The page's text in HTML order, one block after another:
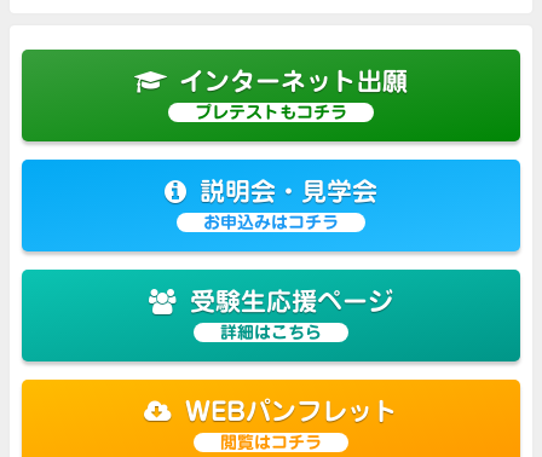
インターネット出願
プレテストもコチラ
説明会・見学会
お申込みはコチラ
受験生応援ページ
詳細はこちら
WEBパンフレット
閲覧はコチラ